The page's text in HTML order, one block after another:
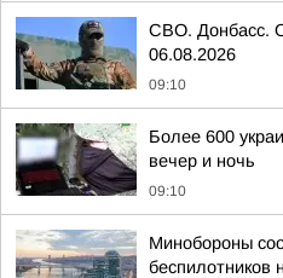
СВО. Донбасс.
06.08.2026
09:10
Более 600
вечер и ночь
09:10
Минобороны
беспилотников